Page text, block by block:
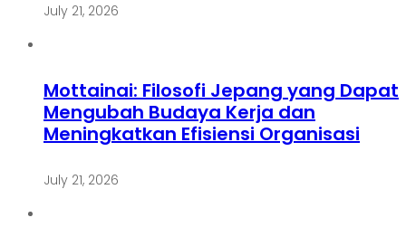
July 21, 2026
Mottainai: Filosofi Jepang yang Dapat
Mengubah Budaya Kerja dan
Meningkatkan Efisiensi Organisasi
July 21, 2026